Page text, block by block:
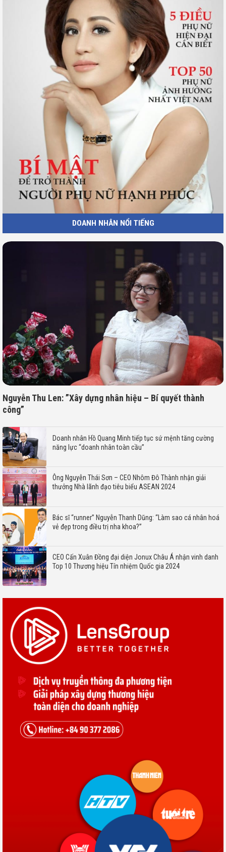
DOANH NHÂN NỔI TIẾNG
Nguyễn Thu Len: ”Xây dựng nhân hiệu – Bí quyết thành
công”
Doanh nhân Hồ Quang Minh tiếp tục sứ mệnh tăng cường
năng lực “doanh nhân toàn cầu”
Ông Nguyễn Thái Sơn – CEO Nhôm Đô Thành nhận giải
thưởng Nhà lãnh đạo tiêu biểu ASEAN 2024
Bác sĩ “runner” Nguyễn Thanh Dũng: “Làm sao cá nhân hoá
vẻ đẹp trong điều trị nha khoa?”
CEO Cấn Xuân Đồng đại diện Jonux Châu Á nhận vinh danh
Top 10 Thương hiệu Tín nhiệm Quốc gia 2024